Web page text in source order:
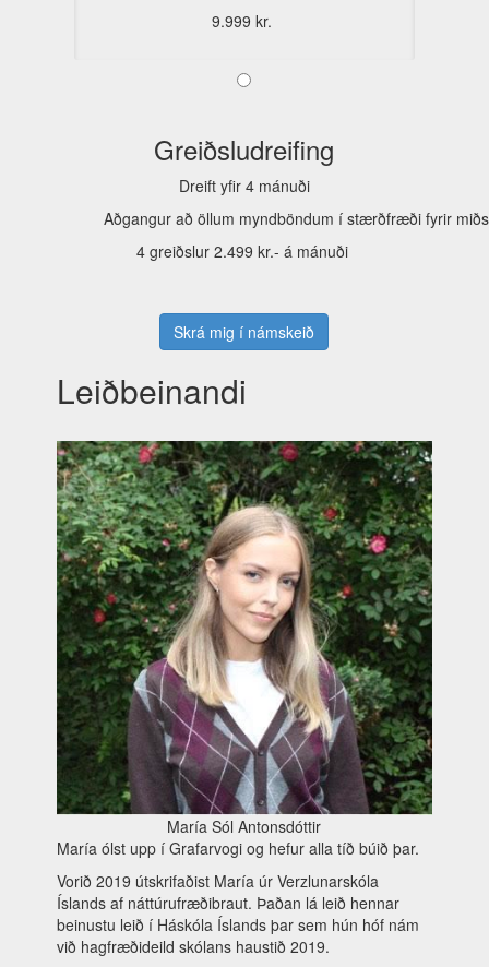
9.999 kr.
Greiðsludreifing
Dreift yfir 4 mánuði
Aðgangur að öllum myndböndum í stærðfræði fyrir
4 greiðslur 2.499 kr.- á mánuði
Skrá mig í námskeið
Leiðbeinandi
María Sól Antonsdóttir
María ólst upp í Grafarvogi og hefur alla tíð búið þar.
Vorið 2019 útskrifaðist María úr Verzlunarskóla
Íslands af náttúrufræðibraut. Þaðan lá leið hennar
beinustu leið í Háskóla Íslands þar sem hún hóf nám
við hagfræðideild skólans haustið 2019.